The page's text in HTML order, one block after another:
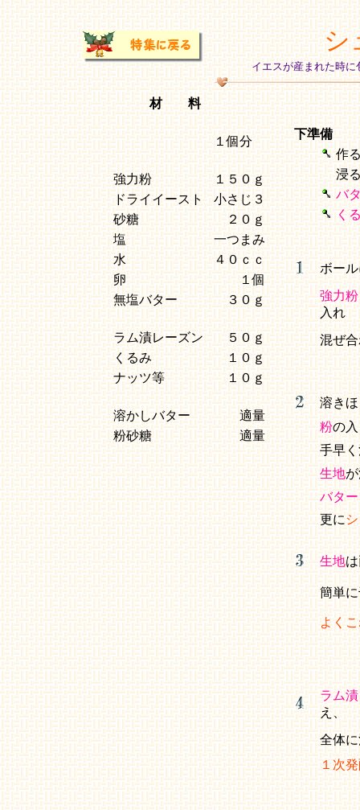
シ
イエスが産まれた時
材 料
１個分
強力粉
１５０ｇ
ドライイースト
小さじ３
砂糖
２０ｇ
塩
一つまみ
水
４０ｃｃ
卵
１個
無塩バター
３０ｇ
ラム漬レーズン
５０ｇ
くるみ
１０ｇ
ナッツ等
１０ｇ
溶かしバター
適量
粉砂糖
適量
下準備
作
浸
バ
く
ボー
強力
入れ
混ぜ
溶き
粉の
手早
生地
バター
更に
生地
簡単
よく
ラム
え、
全体
１次